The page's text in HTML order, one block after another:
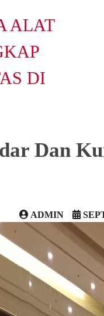
ALAT
DI
Dan
ADMIN